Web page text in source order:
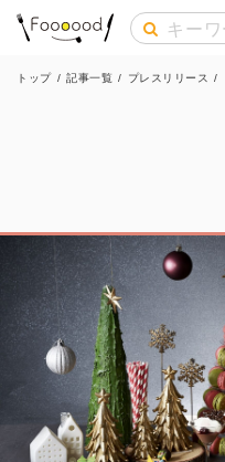
トップ / 記事一覧 / プレスリリース /